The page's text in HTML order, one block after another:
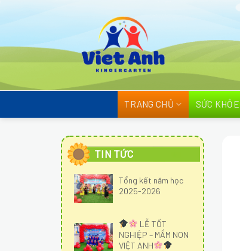
TRANG CHỦ SỨC KHỎE
TIN TỨC
Tổng kết năm học
2025-2026
LỄ TỐT
NGHIỆP – MẦM NON
VIỆT ANH